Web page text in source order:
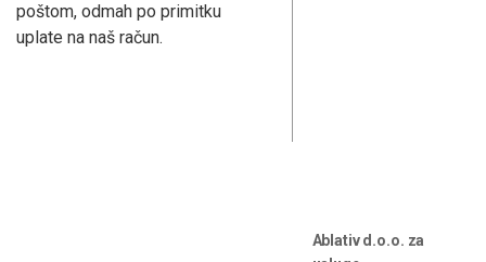
poštom, odmah po primitku
uplate na naš račun.
Ablativ d.o.o. za